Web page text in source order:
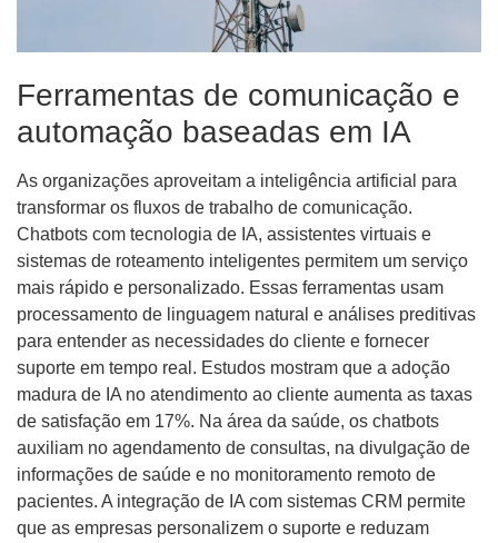
Ferramentas de comunicação e
automação baseadas em IA
As organizações aproveitam a inteligência artificial para
transformar os fluxos de trabalho de comunicação.
Chatbots com tecnologia de IA, assistentes virtuais e
sistemas de roteamento inteligentes permitem um serviço
mais rápido e personalizado. Essas ferramentas usam
processamento de linguagem natural e análises preditivas
para entender as necessidades do cliente e fornecer
suporte em tempo real. Estudos mostram que a adoção
madura de IA no atendimento ao cliente aumenta as taxas
de satisfação em 17%. Na área da saúde, os chatbots
auxiliam no agendamento de consultas, na divulgação de
informações de saúde e no monitoramento remoto de
pacientes. A integração de IA com sistemas CRM permite
que as empresas personalizem o suporte e reduzam